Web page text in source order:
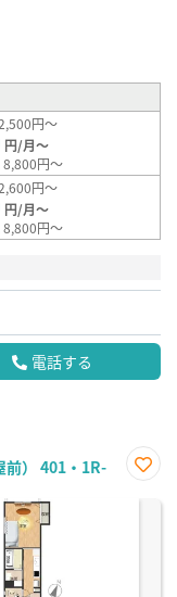
円～
円/月～
円～
円～
円/月～
円～
電話する
前） 401・1R-
に入